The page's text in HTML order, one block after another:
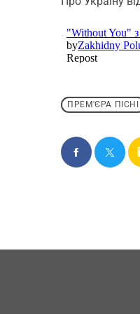
ПРЕМ'ЄРА ПІСНІ